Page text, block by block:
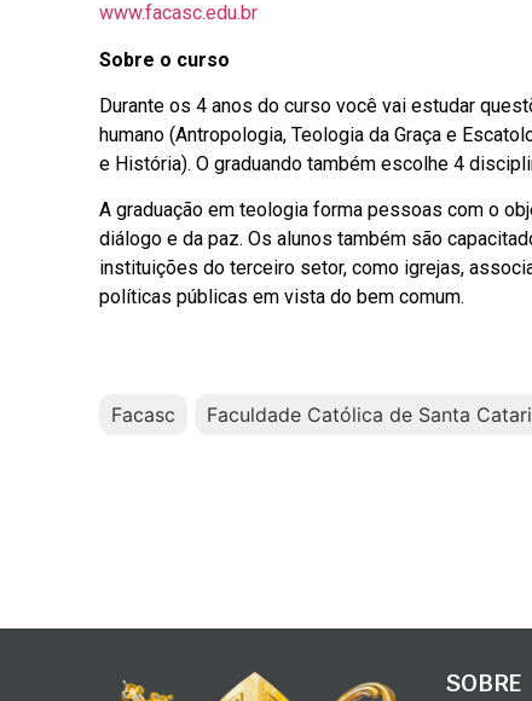
www.facasc.edu.br
Sobre o curso
Durante os 4 anos do curso você vai estudar
humano (Antropologia, Teologia da Graça e
e História). O graduando também escolhe 4
A graduação em teologia forma pessoas com o
diálogo e da paz. Os alunos também são
instituições do terceiro setor, como igrejas,
políticas públicas em vista do bem comum.
Facasc Faculdade Católica de Santa
SOBRE